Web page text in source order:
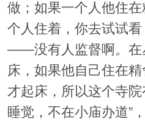
做；如果一个人他住
个人住着，你去试试
——没有人监督啊。在
床，如果他自己住在
才起床，所以这个寺
睡觉，不在小庙办道”